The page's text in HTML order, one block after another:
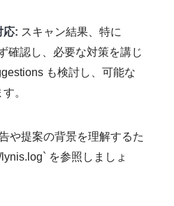
応: スキャン結果、特に
確認し、必要な対策を講じ
も検討し、可能な
。
や提案の背景を理解するた
を参照しましょ